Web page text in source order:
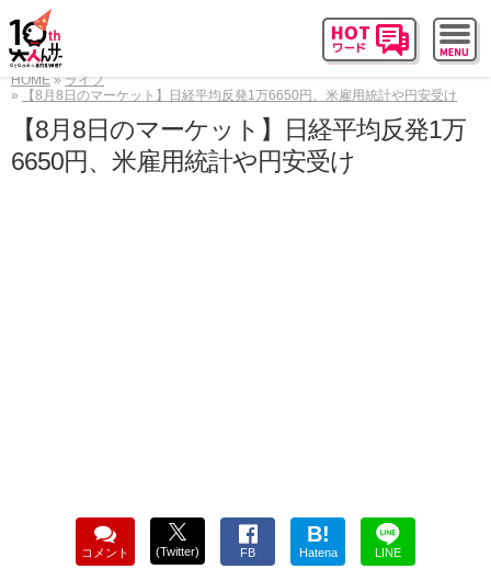
HOME
ライフ
【8月8日のマーケット】日経平均反発1万6650円、米雇用統計や円安受け
【8月8日のマーケット】日経平均反発1万
6650円、米雇用統計や円安受け
コメント (Twitter) FB
B!
Hatena LINE